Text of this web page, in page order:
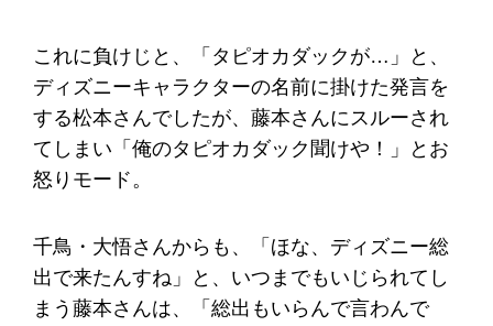
これに負けじと、「タピオカダックが…」と、
ディズニーキャラクターの名前に掛けた発言を
する松本さんでしたが、藤本さんにスルーされ
てしまい「俺のタピオカダック聞けや！」とお
怒りモード。
千鳥・大悟さんからも、「ほな、ディズニー総
出で来たんすね」と、いつまでもいじられてし
まう藤本さんは、「総出もいらんで言わんで